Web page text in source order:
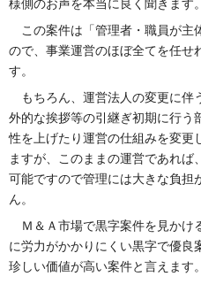
様側のお声を本当に良く聞きます。
この案件は「管理者・職員が主
ので、事業運営のほぼ全てを任せ
す。
もちろん、運営法人の変更に伴
外的な挨拶等の引継ぎ初期に行う
性を上げたり運営の仕組みを変更
ますが、このままの運営であれ
可能ですので管理には大きな負担
ん。
Ｍ＆Ａ市場で黒字案件を見かけ
に労力がかかりにくい黒字で優良
珍しい価値が高い案件と言えます。